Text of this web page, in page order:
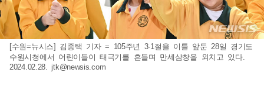
[수원=뉴시스] 김종택 기자 = 105주년 3·1절을 이틀 앞둔 28일 경기도
수원시청에서 어린이들이 태극기를 흔들며 만세삼창을 외치고 있다.
2024.02.28. jtk@newsis.com